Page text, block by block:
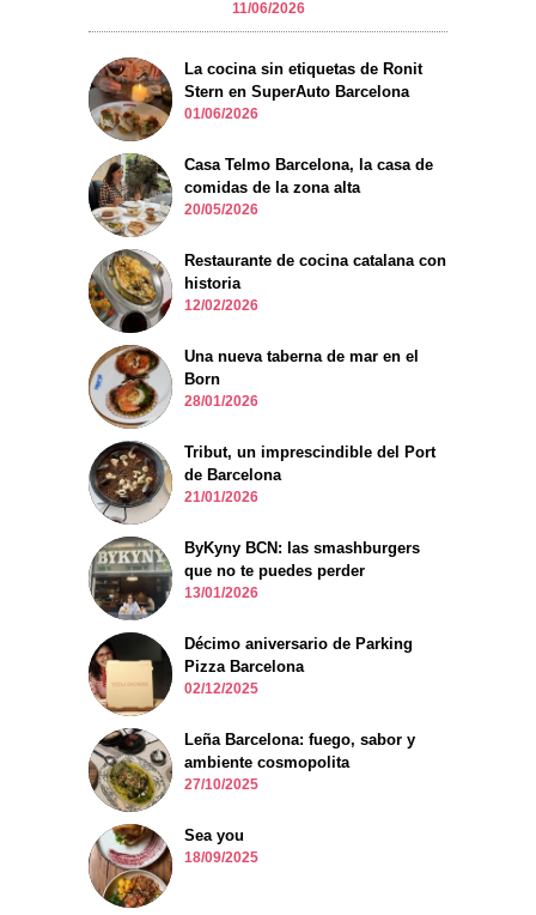
11/06/2026
La cocina sin etiquetas de Ronit
Stern en SuperAuto Barcelona
01/06/2026
Casa Telmo Barcelona, la casa de
comidas de la zona alta
20/05/2026
Restaurante de cocina catalana con
historia
12/02/2026
Una nueva taberna de mar en el
Born
28/01/2026
Tribut, un imprescindible del Port
de Barcelona
21/01/2026
ByKyny BCN: las smashburgers
que no te puedes perder
13/01/2026
Décimo aniversario de Parking
Pizza Barcelona
02/12/2025
Leña Barcelona: fuego, sabor y
ambiente cosmopolita
27/10/2025
Sea you
18/09/2025